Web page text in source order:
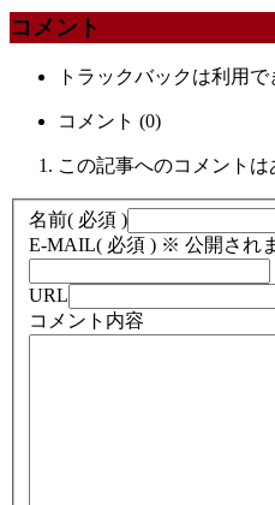
コメント
トラックバックは利用で
コメント (0)
この記事へのコメントは
名前( 必須 )
E-MAIL( 必須 ) ※ 公開され
URL
コメント内容